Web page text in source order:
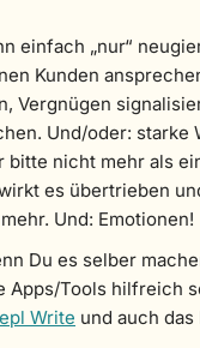
einfach „nur“
Kunden
Vergnügen
Und/oder: starke
bitte nicht mehr als
es übertrieben
Und: Emotionen!
Du es selber
Apps/Tools hilfreich
Write und auch das